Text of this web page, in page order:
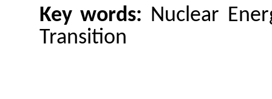
Keywords: Nuclear
Transition